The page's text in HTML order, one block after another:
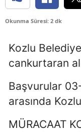
Okunma Süresi: 2 dk
Kozlu
cankurtaran
Başvurular
arasında
MÜRACAAT